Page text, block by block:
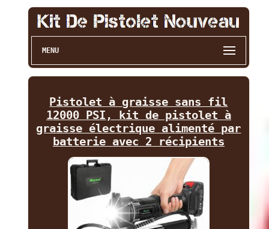
MENU
Pistolet à graisse sans fil
12000 PSI, kit de pistolet à
graisse électrique alimenté par
batterie avec 2 récipients